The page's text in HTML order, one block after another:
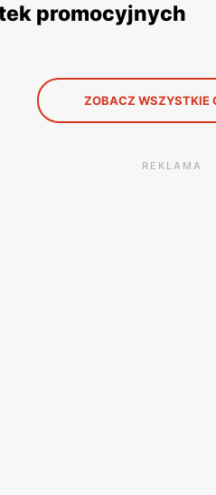
promocyjnych
ZOBACZ WSZYSTKIE
REKLAMA